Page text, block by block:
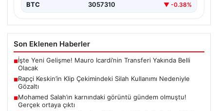
BTC 3057310 ▼ -0.38%
Son Eklenen Haberler
■İşte Yeni Gelişme! Mauro Icardi’nin Transferi Yakında Belli
Olacak
■Rapçi Keskin’in Klip Çekimindeki Silah Kullanımı Nedeniyle
Gözaltı
■Mohamed Salah’ın karnındaki görüntü gündem olmuştu!
Gerçek ortaya çıktı